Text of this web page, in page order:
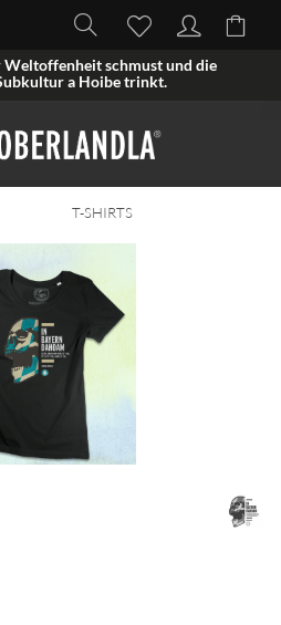
Weltoffenheit schmust und die
a Hoibe trinkt.
T-SHIRTS